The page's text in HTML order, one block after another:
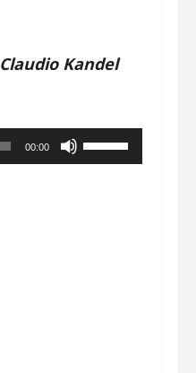
Claudio Kandel
00:00
Utiliza
las